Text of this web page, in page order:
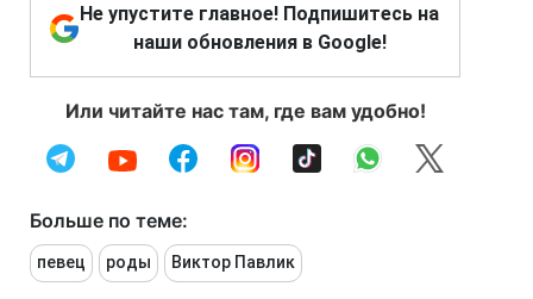
Не упустите главное! Подпишитесь на
наши обновления в Google!
Или читайте нас там, где вам удобно!
Больше по теме:
певец роды Виктор Павлик